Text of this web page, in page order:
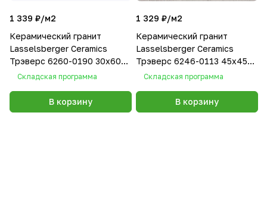
1 339 ₽/м2
Керамический гранит
Lasselsberger Ceramics
Трэверс 6260-0190 30х60
темно-серый
Складская программа
В корзину
1 329 ₽/м2
Керамический гранит
Lasselsberger Ceramics
Трэверс 6246-0113 45x45
светло-серый
Складская программа
В корзину